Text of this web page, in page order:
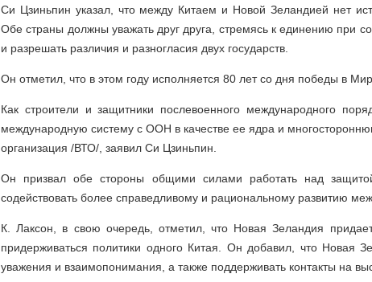
Си Цзиньпин указал, что между Китаем и Новой Зеландией нет
Обе страны должны уважать друг друга, стремясь к единению при
и разрешать различия и разногласия двух государств.
Он отметил, что в этом году исполняется 80 лет со дня победы в
Как строители и защитники послевоенного международного
международную систему с ООН в качестве ее ядра и
организация /ВТО/, заявил Си Цзиньпин.
Он призвал обе стороны общими силами работать над
содействовать более справедливому и рациональному развитию
К. Лаксон, в свою очередь, отметил, что Новая Зеландия
придерживаться политики одного Китая. Он добавил, что Новая
уважения и взаимопонимания, а также поддерживать контакты на